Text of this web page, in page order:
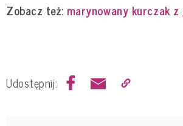
Zobacz też: marynowany kurczak
Udostępnij: